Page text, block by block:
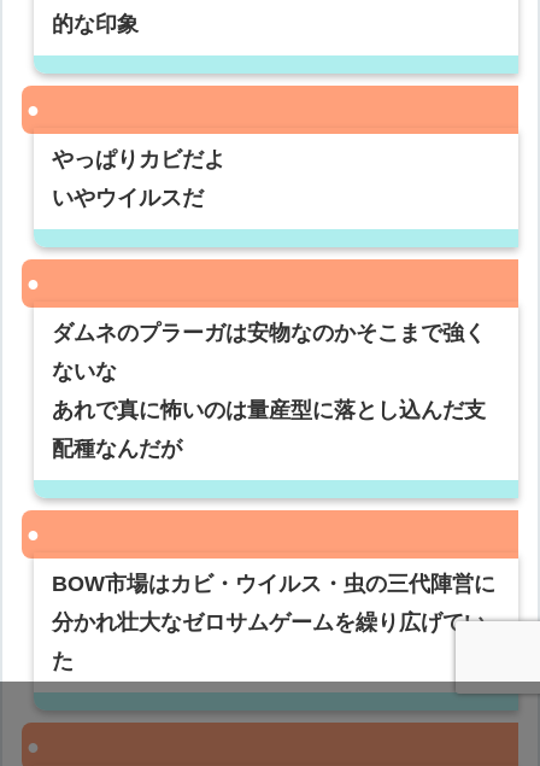
的な印象
やっぱりカビだよ
いやウイルスだ
ダムネのプラーガは安物なのかそこまで強く
ないな
あれで真に怖いのは量産型に落とし込んだ支
配種なんだが
BOW市場はカビ・ウイルス・虫の三代陣営に
分かれ壮大なゼロサムゲームを繰り広げてい
た